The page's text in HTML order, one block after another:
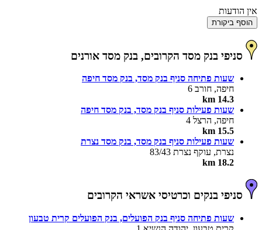
אין הודעות
הוסף ביקורת
סניפי בנק מסד הקרובים, בנק מסד אורנים
שעות פתיחה סניף בנק מסד, בנק מסד חיפה
חיפה, חורב 6
14.3 km
שעות פעילות סניף בנק מסד, בנק מסד חיפה
חיפה, הרצל 4
15.5 km
שעות פעילות סניף בנק מסד, בנק מסד נצרת
נצרת, עוקף נצרת 83/43
18.2 km
סניפי בנקים וכרטיסי אשראי הקרובים
שעות פתיחה סניף בנק הפועלים, בנק הפועלים קרית טבעון